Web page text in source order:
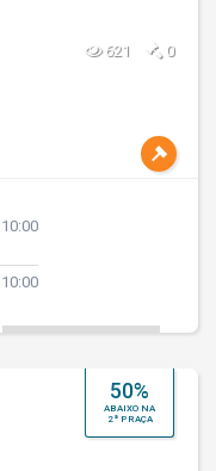
621 0
50%
ABAIXO NA
2ª PRAÇA